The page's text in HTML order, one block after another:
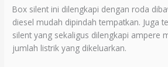
Box silent ini dilengkapi dengan roda
diesel mudah dipindah tempatkan. Juga
silent yang sekaligus dilengkapi ampere
jumlah listrik yang dikeluarkan.